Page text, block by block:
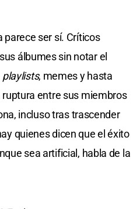
parece ser sí. Críticos
álbumes sin notar el
playlists, memes y hasta
entre sus miembros
incluso tras trascender
quienes dicen que el éxito
sea artificial, habla de la